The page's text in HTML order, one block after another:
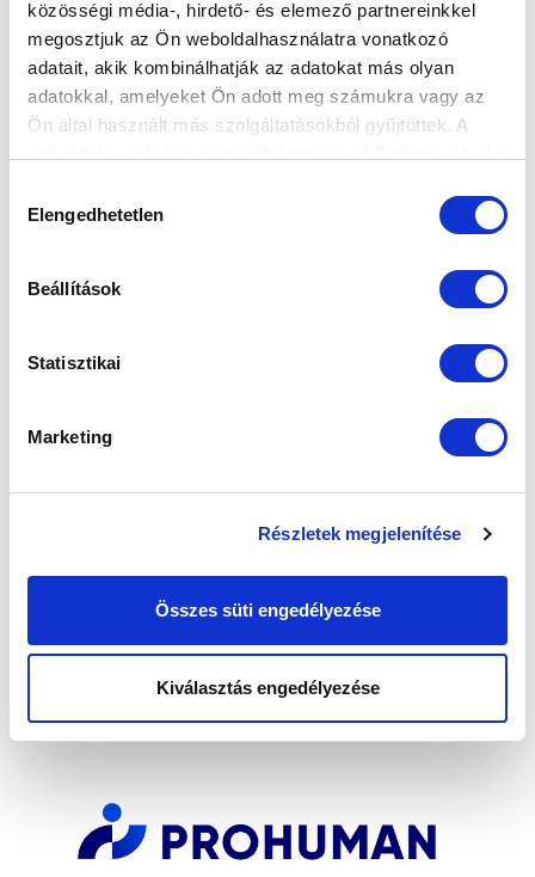
közösségi média-, hirdető- és elemező partnereinkkel
megosztjuk az Ön weboldalhasználatra vonatkozó
adatait, akik kombinálhatják az adatokat más olyan
adatokkal, amelyeket Ön adott meg számukra vagy az
Ön által használt más szolgáltatásokból gyűjtöttek. A
kiválasztása
Elengedhetetlen
Beállítások
Statisztikai
Marketing
Részletek megjelenítése
Összes süti engedélyezése
Kiválasztás engedélyezése
KÖVETKEZŐ MÉRKŐZÉS
2026-08-09 17:30
SÁNDOR KÁROLY LABDARÚGÓ AKADÉMIA
Ne maradjon le egy eseményről sem! Iratkozzon fel ingyenes
FELIRATKOZOM
SZPONZOROK